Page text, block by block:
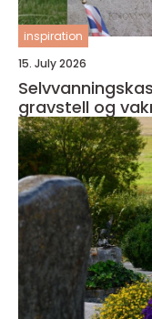
inspiration
15. July 2026
gravstell og